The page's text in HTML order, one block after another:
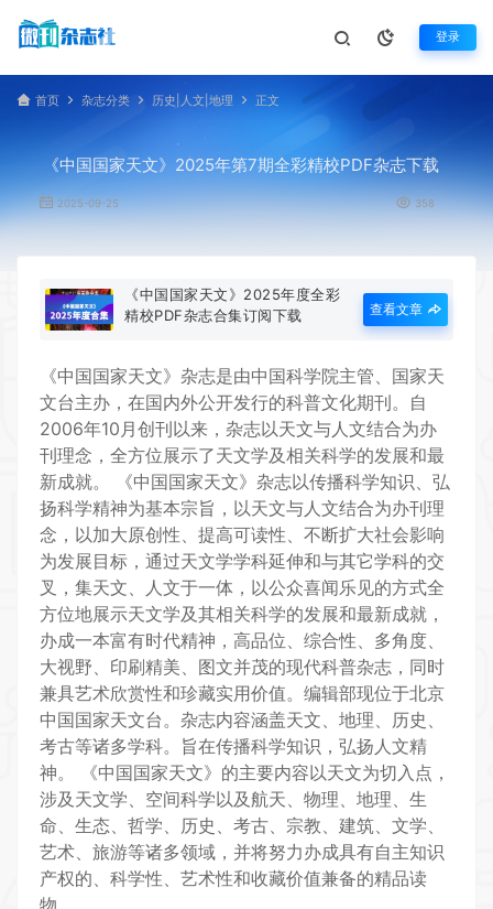
登录
首页 杂志分类 历史|人文|地理 正文
《中国国家天文》2025年第7期全彩精校PDF杂志下载
2025-09-25 358
《中国国家天文》2025年度全彩
精校PDF杂志合集订阅下载
查看文章
《中国国家天文》杂志是由中国科学院主管、国家天
文台主办，在国内外公开发行的科普文化期刊。自
2006年10月创刊以来，杂志以天文与人文结合为办
刊理念，全方位展示了天文学及相关科学的发展和最
新成就。
《中国国家天文》杂志以传播科学知识、弘
扬科学精神为基本宗旨，以天文与人文结合为办刊理
念，以加大原创性、提高可读性、不断扩大社会影响
为发展目标，通过天文学学科延伸和与其它学科的交
叉，集天文、人文于一体，以公众喜闻乐见的方式全
方位地展示天文学及其相关科学的发展和最新成就，
办成一本富有时代精神，高品位、综合性、多角度、
大视野、印刷精美、图文并茂的现代科普杂志，同时
兼具艺术欣赏性和珍藏实用价值。编辑部现位于北京
中国国家天文台。杂志内容涵盖天文、地理、历史、
考古等诸多学科。旨在传播科学知识，弘扬人文精
神。
《中国国家天文》的主要内容以天文为切入点，
涉及天文学、空间科学以及航天、物理、地理、生
命、生态、哲学、历史、考古、宗教、建筑、文学、
艺术、旅游等诸多领域，并将努力办成具有自主知识
产权的、科学性、艺术性和收藏价值兼备的精品读
物。